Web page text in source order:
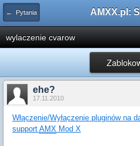
← Pytania
wylaczenie cvarow
ehe?
17.11.2010
Włączenie/Wyłączenie pluginów na
support AMX Mod X